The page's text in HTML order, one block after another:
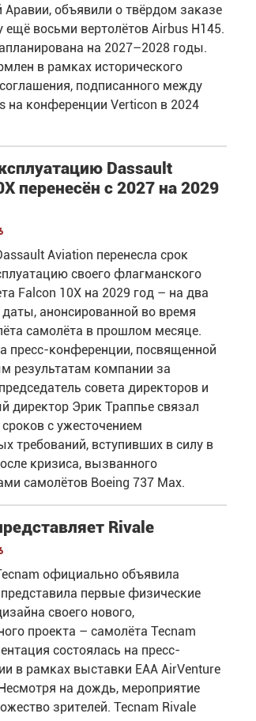
Аравии, объявили о твёрдом заказе
ещё восьми вертолётов Airbus H145.
на 2027–2028 годы.
в рамках исторического
подписанного между
на конференции Verticon в 2024
Dassault
перенесён с 2027 на 2029
Aviation перенесла срок
своего флагманского
Falcon 10X на 2029 год – на два
анонсированной во время
самолёта в прошлом месяце.
пресс-конференции, посвященной
результатам компании за
совета директоров и
директор Эрик Траппье связал
с ужесточением
требований, вступивших в силу в
кризиса, вызванного
самолётов Boeing 737 Max.
Rivale
официально объявила
первые физические
своего нового,
проекта – самолёта Tecnam
состоялась на пресс-
в рамках выставки EAA AirVenture
на дождь, мероприятие
зрителей. Tecnam Rivale